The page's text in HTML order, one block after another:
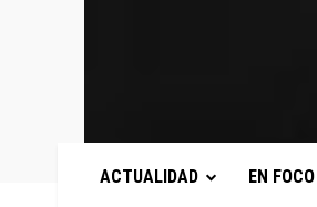
ACTUALIDAD EN FOCO